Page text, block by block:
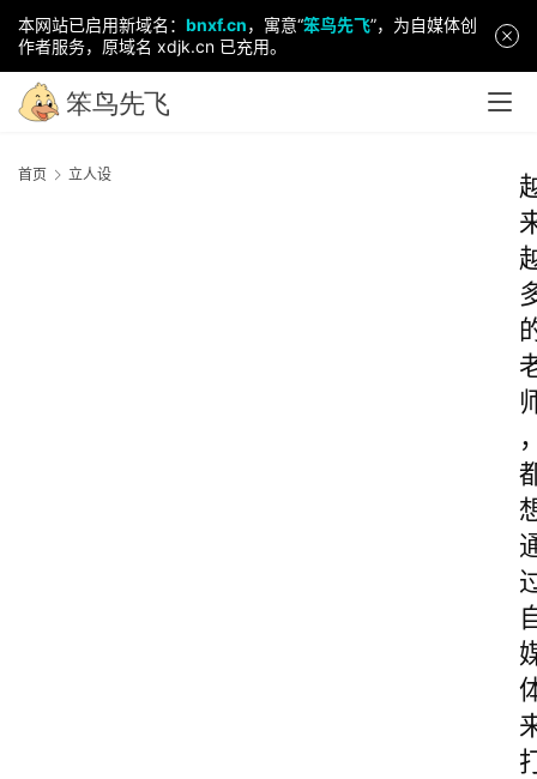
本网站已启用新域名： bnxf.cn，寓意“笨鸟先飞”，为自媒体创
作者服务，原域名 xdjk.cn 已充用。
首页 立人设